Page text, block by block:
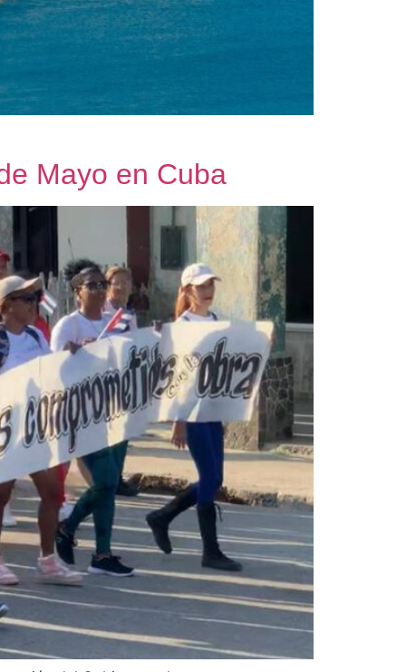
Mayo en Cuba